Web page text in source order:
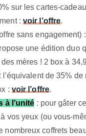
sur les cartes-
: voir l’offre.
sans engagement)
une édition duo
mères ! 2 box à
de 35% de
: voir l’offre.
à l’unité : pour gâter
vos yeux (ou vous-
nombreux coffrets